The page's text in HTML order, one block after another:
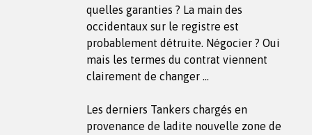
quelles garanties ? La main des
occidentaux sur le registre est
probablement détruite. Négocier ? Oui
mais les termes du contrat viennent
clairement de changer …
Les derniers Tankers chargés en
provenance de ladite nouvelle zone de